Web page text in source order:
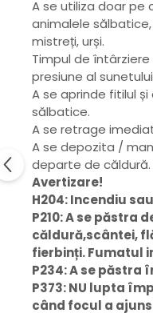
A se utiliza doar pe
animalele
mistreți, urși.
Timpul de întârziere
presiune al sunetului:
A se aprinde fitilul
sălbatice.
A se retrage
A se depozita /
departe de căldură.
Avertizare!
H204: Incendiu
P210: A se păstra
căldură,scântei,
fierbinți. Fumatul
P234: A se
P373: NU lupta
când focul a